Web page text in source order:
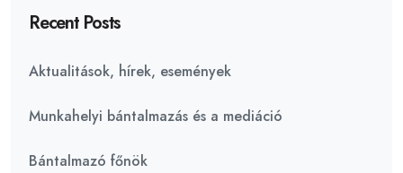
Recent Posts
Aktualitások, hírek, események
Munkahelyi bántalmazás és a mediáció
Bántalmazó főnök